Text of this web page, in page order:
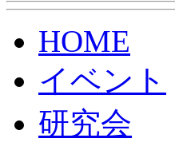
HOME
イベント
研究会